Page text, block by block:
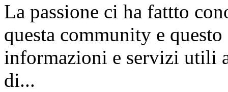
La passione ci ha fattto
questa community e
informazioni e servizi utili
di...